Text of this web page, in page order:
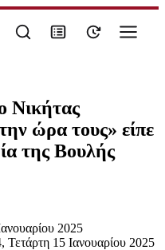
Νικήτας
ώρα τους» είπε
της Βουλής
2025
Τετάρτη 15 Ιανουαρίου 2025